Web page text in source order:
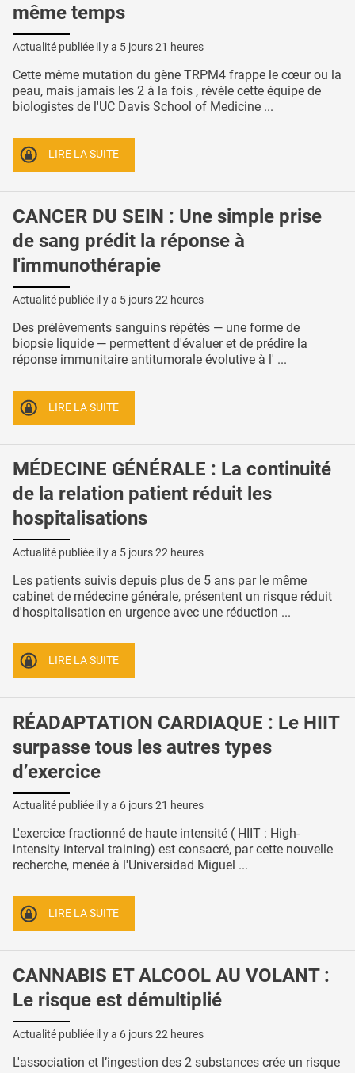
même temps
Actualité publiée il y a 5 jours 21 heures
Cette même mutation du gène TRPM4 frappe le cœur ou la
peau, mais jamais les 2 à la fois , révèle cette équipe de
biologistes de l'UC Davis School of Medicine ...
LIRE LA SUITE
CANCER DU SEIN : Une simple prise
de sang prédit la réponse à
l'immunothérapie
Actualité publiée il y a 5 jours 22 heures
Des prélèvements sanguins répétés — une forme de
biopsie liquide — permettent d'évaluer et de prédire la
réponse immunitaire antitumorale évolutive à l' ...
LIRE LA SUITE
MÉDECINE GÉNÉRALE : La continuité
de la relation patient réduit les
hospitalisations
Actualité publiée il y a 5 jours 22 heures
Les patients suivis depuis plus de 5 ans par le même
cabinet de médecine générale, présentent un risque réduit
d'hospitalisation en urgence avec une réduction ...
LIRE LA SUITE
RÉADAPTATION CARDIAQUE : Le HIIT
surpasse tous les autres types
d’exercice
Actualité publiée il y a 6 jours 21 heures
L'exercice fractionné de haute intensité ( HIIT : High-
intensity interval training) est consacré, par cette nouvelle
recherche, menée à l'Universidad Miguel ...
LIRE LA SUITE
CANNABIS ET ALCOOL AU VOLANT :
Le risque est démultiplié
Actualité publiée il y a 6 jours 22 heures
L'association et l’ingestion des 2 substances crée un risque